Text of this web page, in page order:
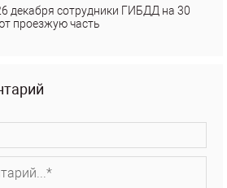
декабря сотрудники ГИБДД на 30
проезжую часть